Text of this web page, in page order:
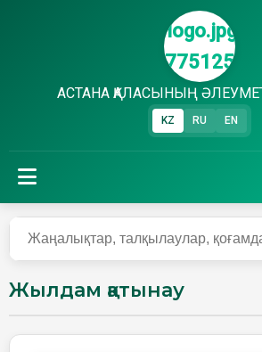
АСТАНА ҚАЛАСЫНЫҢ
KZ RU EN
Жылдам қатынау